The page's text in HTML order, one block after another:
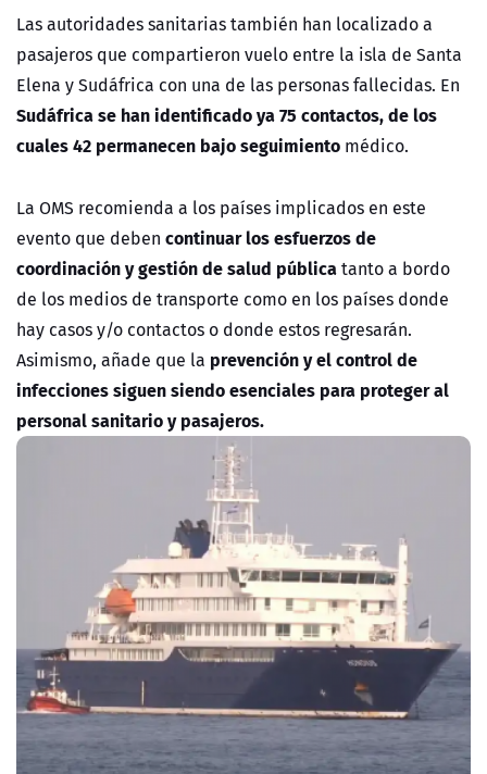
Las autoridades sanitarias también han localizado a
pasajeros que compartieron vuelo entre la isla de Santa
Elena y Sudáfrica con una de las personas fallecidas. En
Sudáfrica se han identificado ya 75 contactos, de los
cuales 42 permanecen bajo seguimiento médico.
La OMS recomienda a los países implicados en este
evento que deben continuar los esfuerzos de
coordinación y gestión de salud públicatanto a bordo
de los medios de transporte como en los países donde
hay casos y/o contactos o donde estos regresarán.
Asimismo, añade que la prevención y el control de
infecciones siguen siendo esenciales para proteger al
personal sanitario y pasajeros.